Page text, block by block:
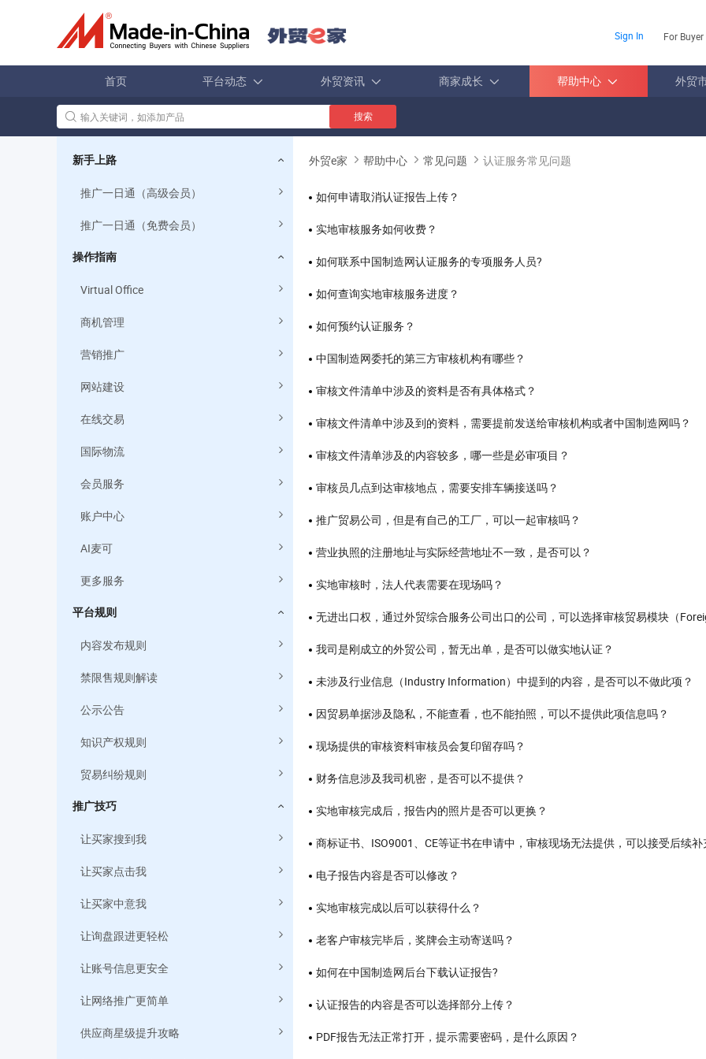
Sign In For Buyer
首页 平台动态 外贸资讯 商家成长 帮助中心 外贸
搜索
新手上路
推广一日通（高级会员）
推广一日通（免费会员）
操作指南
Virtual Office
商机管理
营销推广
网站建设
在线交易
国际物流
会员服务
账户中心
AI麦可
更多服务
平台规则
内容发布规则
禁限售规则解读
公示公告
知识产权规则
贸易纠纷规则
推广技巧
让买家搜到我
让买家点击我
让买家中意我
让询盘跟进更轻松
让账号信息更安全
让网络推广更简单
供应商星级提升攻略
外贸e家 帮助中心 常见问题 认证服务常见问题
如何申请取消认证报告上传？
实地审核服务如何收费？
如何联系中国制造网认证服务的专项服务人员?
如何查询实地审核服务进度？
如何预约认证服务？
中国制造网委托的第三方审核机构有哪些？
审核文件清单中涉及的资料是否有具体格式？
审核文件清单中涉及到的资料，需要提前发送给审核机构或者中国制造网吗？
审核文件清单涉及的内容较多，哪一些是必审项目？
审核员几点到达审核地点，需要安排车辆接送吗？
推广贸易公司，但是有自己的工厂，可以一起审核吗？
营业执照的注册地址与实际经营地址不一致，是否可以？
实地审核时，法人代表需要在现场吗？
无进出口权，通过外贸综合服务公司出口的公司，可以选择审核贸易模块（
我司是刚成立的外贸公司，暂无出单，是否可以做实地认证？
未涉及行业信息（Industry Information）中提到的内容，是否可以不做此项？
因贸易单据涉及隐私，不能查看，也不能拍照，可以不提供此项信息吗？
现场提供的审核资料审核员会复印留存吗？
财务信息涉及我司机密，是否可以不提供？
实地审核完成后，报告内的照片是否可以更换？
商标证书、ISO9001、CE等证书在申请中，审核现场无法提供，可以接受后续
电子报告内容是否可以修改？
实地审核完成以后可以获得什么？
老客户审核完毕后，奖牌会主动寄送吗？
如何在中国制造网后台下载认证报告?
认证报告的内容是否可以选择部分上传？
PDF报告无法正常打开，提示需要密码，是什么原因？